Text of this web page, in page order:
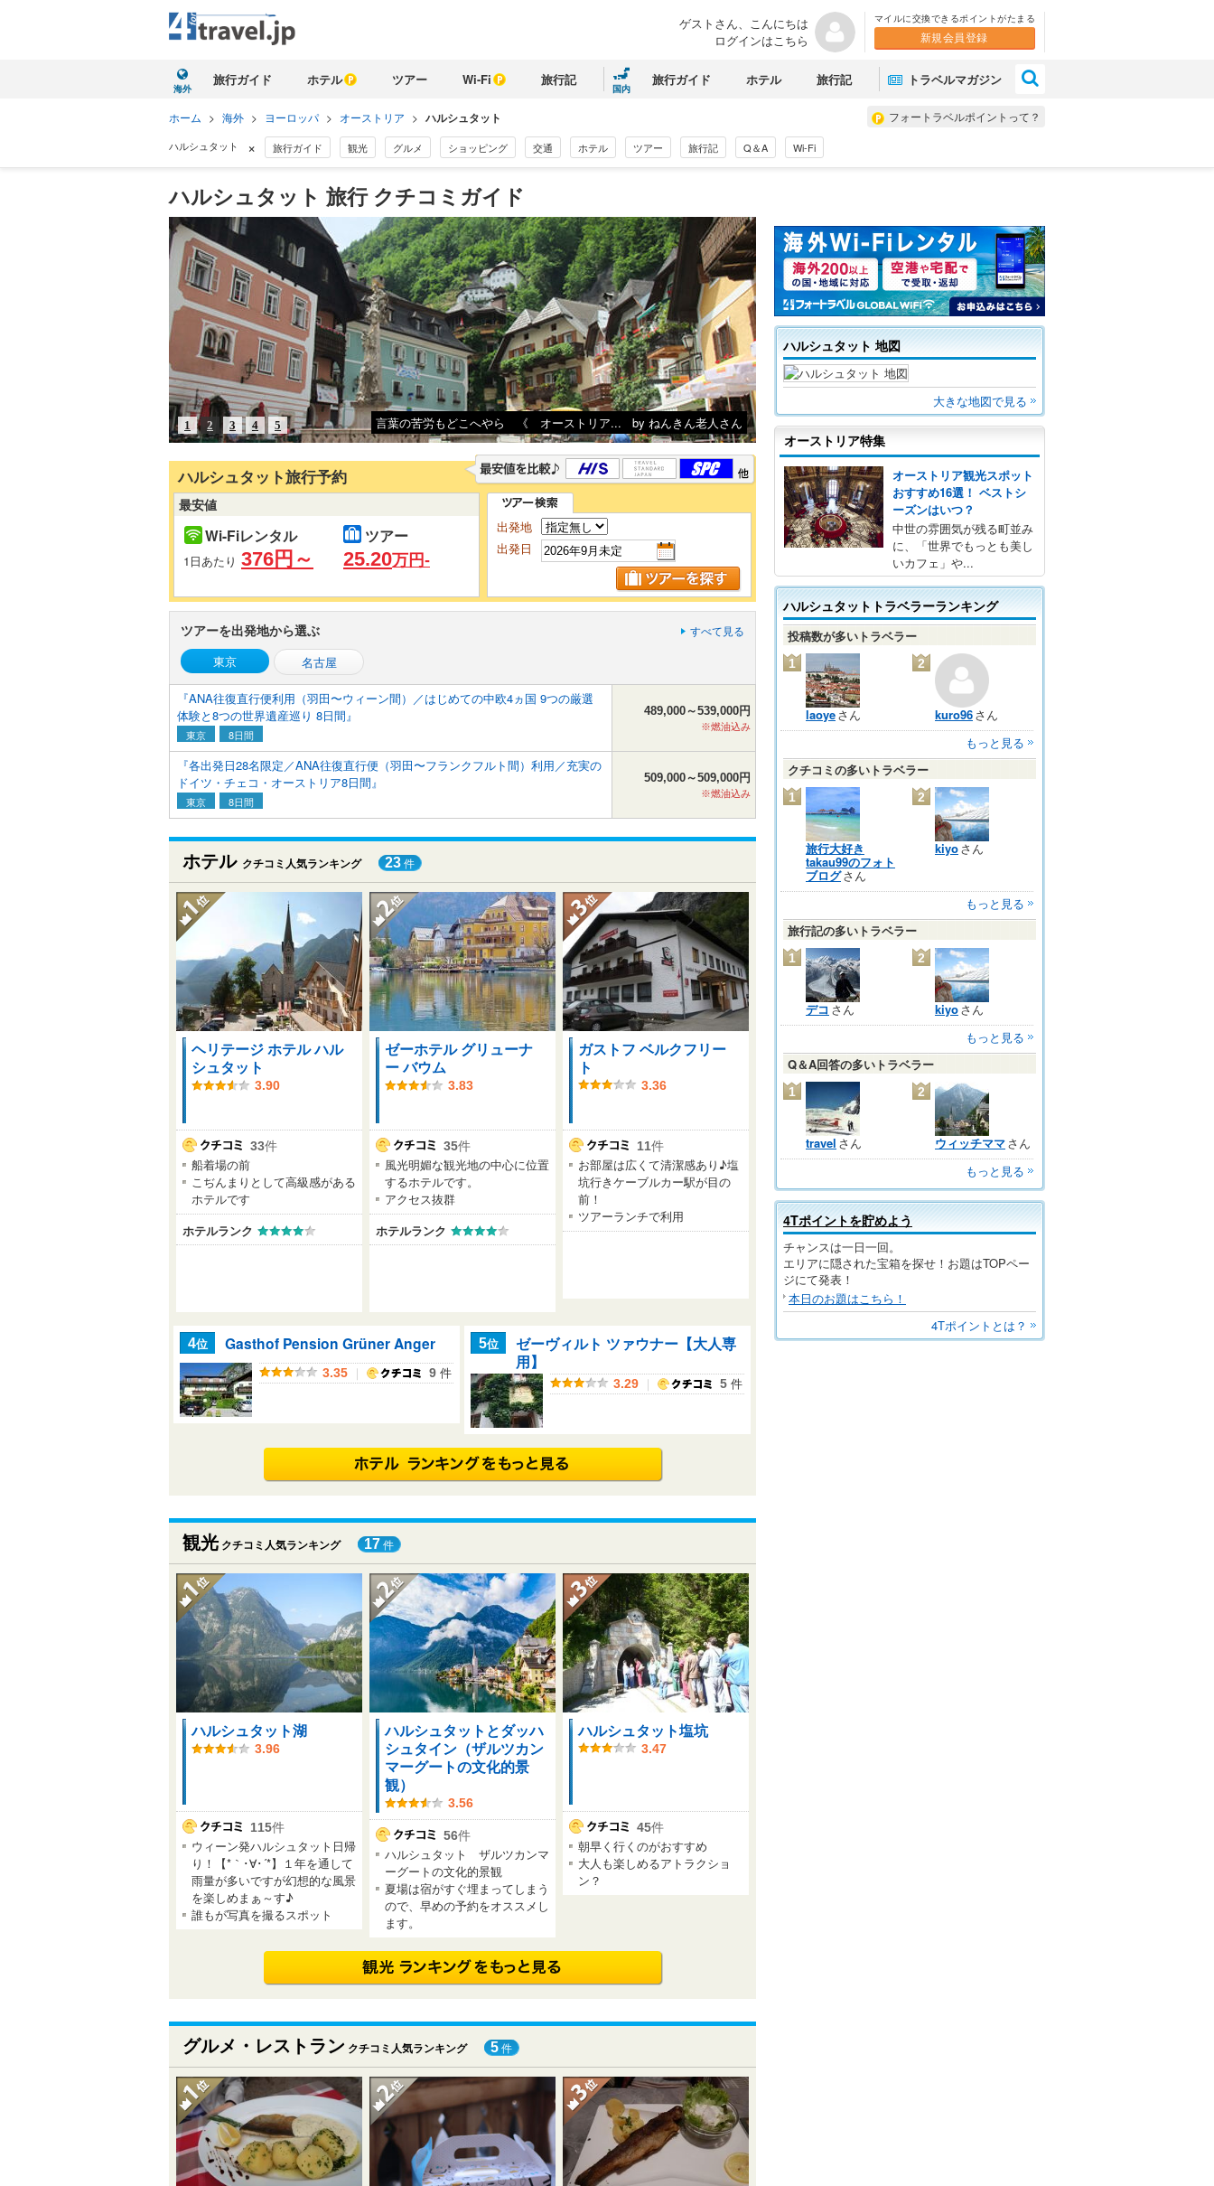
ゲストさん、 こんにちは
ログインはこちら
マイルに交換できるポイントがたまる
新規会員登録
海外
旅行ガイド ホテル ツアー Wi-Fi 旅行記
国内
旅行ガイド ホテル 旅行記 トラベルマガジン
フォートラベルポイントって？
ホーム > 海外 > ヨーロッパ > オーストリア > ハルシュタット
ハルシュタット × 旅行ガイド 観光 グルメ ショッピング 交通 ホテル ツアー 旅行記 Q＆A Wi-Fi
ハルシュタット 旅行 クチコミガイド
言葉の苦労もどこへやら 《 オーストリア... by ねんきん老人さん
1 2 3 4 5
ハルシュタット旅行予約
最安値
Wi-Fiレンタル
1日あたり 376円～
ツアー
25.20万円-
出発地
出発日
ツアーを出発地から選ぶ すべて見る
東京 名古屋
『ANA往復直行便利用（羽田〜ウィーン間）／はじめての中欧4ヵ国 9つの厳選
体験と8つの世界遺産巡り 8日間』
東京 8日間
489,000～539,000円
※燃油込み
『各出発日28名限定／ANA往復直行便（羽田〜フランクフルト間）利用／充実の
ドイツ・チェコ・オーストリア8日間』
東京 8日間
509,000～509,000円
※燃油込み
ホテル クチコミ人気ランキング 23 件
ヘリテージ ホテル ハル
シュタット
3.90
33件
船着場の前
こぢんまりとして高級感がある
ホテルです
ホテルランク
ゼーホテル グリューナ
ー バウム
3.83
35件
風光明媚な観光地の中心に位置
するホテルです。
アクセス抜群
ホテルランク
ガストフ ベルクフリー
ト
3.36
11件
お部屋は広くて清潔感あり♪塩
坑行きケーブルカー駅が目の
前！
ツアーランチで利用
4位 Gasthof Pension Grüner Anger
3.35 ｜ 9 件
5位
ゼーヴィルト ツァウナー【大人専
用】
3.29 ｜ 5 件
観光 クチコミ人気ランキング 17 件
ハルシュタット湖
3.96
115件
ウィーン発ハルシュタット日帰
り！【*｀･∀･´*】１年を通して
雨量が多いですが幻想的な風景
を楽しめまぁ～す♪
誰もが写真を撮るスポット
ハルシュタットとダッハ
シュタイン（ザルツカン
マーグートの文化的景
観）
3.56
56件
ハルシュタット ザルツカンマ
ーグートの文化的景観
夏場は宿がすぐ埋まってしまう
ので、早めの予約をオススメし
ます。
ハルシュタット塩坑
3.47
45件
朝早く行くのがおすすめ
大人も楽しめるアトラクショ
ン？
グルメ・レストラン クチコミ人気ランキング 5 件
ハルシュタット 地図
大きな地図で見る
オーストリア特集
オーストリア観光スポット
おすすめ16選！ ベストシ
ーズンはいつ？
中世の雰囲気が残る町並み
に、「世界でもっとも美し
いカフェ」や...
ハルシュタットトラベラーランキング
投稿数が多いトラベラー
1
laoyeさん
2
kuro96さん
もっと見る
クチコミの多いトラベラー
1
旅行大好き
takau99のフォト
ブログさん
2
kiyoさん
もっと見る
旅行記の多いトラベラー
1
デコ さん
2
kiyoさん
もっと見る
Q＆A回答の多いトラベラー
1
travel さん
2
ウィッチママさん
もっと見る
4Tポイントを貯めよう
チャンスは一日一回。
エリアに隠された宝箱を探せ！お題はTOPペー
ジにて発表！
本日のお題はこちら！
4Tポイントとは？